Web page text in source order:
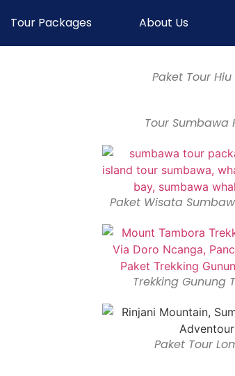
Tour Packages About Us
Paket Tour Hiu
Tour Sumbawa
Paket Wisata
Trekking Gunung
Paket Tour